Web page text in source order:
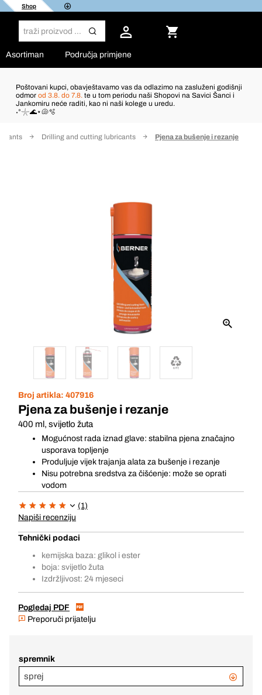
Shop
Asortiman Područja primjene
Poštovani kupci, obavještavamo vas da odlazimo na zasluženi godišnji
odmor od 3.8. do 7.8. te u tom periodu naši Shopovi na Savici Šanci i
Jankomiru neće raditi, kao ni naši kolege u uredu.
˖°𓇼🌊⋆🐚🫧
Drilling and cutting lubricants Pjena za bušenje i rezanje
Broj artikla: 407916
Pjena za bušenje i rezanje
400 ml, svijetlo žuta
Mogućnost rada iznad glave: stabilna pjena značajno
usporava topljenje
Produljuje vijek trajanja alata za bušenje i rezanje
Nisu potrebna sredstva za čišćenje: može se oprati
vodom
(1)
Napiši recenziju
Tehnički podaci
kemijska baza: glikol i ester
boja: svijetlo žuta
Izdržljivost: 24 mjeseci
Pogledaj PDF
Preporuči prijatelju
spremnik
sprej